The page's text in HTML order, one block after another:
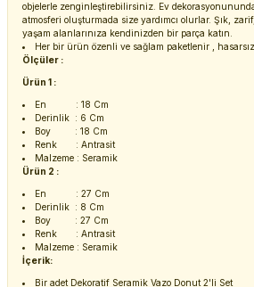
objelerle zenginleştirebilirsiniz. Ev
atmosferi oluşturmada size yardımcı olurlar. Şık,
yaşam alanlarınıza kendinizden bir parça katın.
Her bir ürün özenli ve sağlam paketlenir , hasarsız
Ölçüler :
Ürün 1 :
En : 18 Cm
Derinlik : 6 Cm
Boy : 18 Cm
Renk : Antrasit
Malzeme : Seramik
Ürün 2 :
En : 27 Cm
Derinlik : 8 Cm
Boy : 27 Cm
Renk : Antrasit
Malzeme : Seramik
İçerik:
Bir adet Dekoratif Seramik Vazo Donut 2'li Set